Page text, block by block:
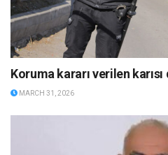
Koruma kararı verilen
MARCH 31, 2026